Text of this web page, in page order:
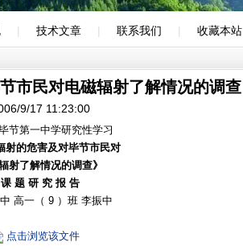
| 技术文章 | 联系我们 | 收藏本站
市民对电磁辐射了解情况的调查
9/17 11:23:00
节第一中学研究性学习
射的危害及对毕节市民对
射了解情况的调查》
课 题 研 究 报 告
高一（ 9 ）班 李振中
点击浏览该文件